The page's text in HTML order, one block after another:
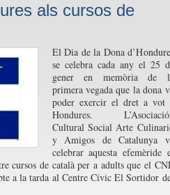
als cursos de
El Dia de la Dona
se celebra cada any el 25
gener en memòria de
primera vegada que la dona
poder exercir el dret a vot
Hondures.
Cultural Social Arte
y Amigos de Catalunya
celebrar aquesta efemèride
cursos de català per a adults que el
a la tarda al Centre Cívic El Sortidor